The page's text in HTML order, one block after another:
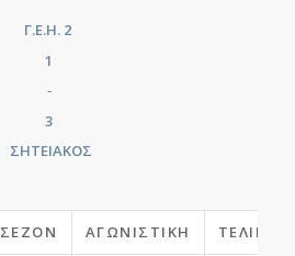
Γ.Ε.Η. 2
1
-
3
ΣΗΤΕΙΑΚΟΣ
ΣΕΖΌΝ ΑΓΩΝΙΣΤΙΚΉ ΤΕΛΙΚΌ